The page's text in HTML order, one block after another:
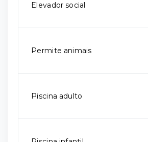
Elevador social
Permite animais
Piscina adulto